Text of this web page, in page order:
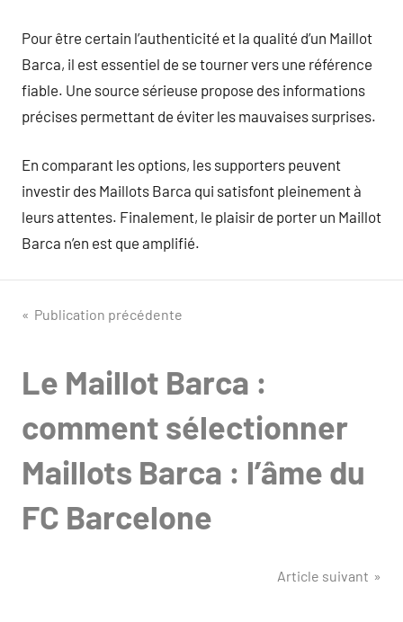
Pour être certain l’authenticité et la qualité d’un Maillot
Barca, il est essentiel de se tourner vers une référence
fiable. Une source sérieuse propose des informations
précises permettant de éviter les mauvaises surprises.
En comparant les options, les supporters peuvent
investir des Maillots Barca qui satisfont pleinement à
leurs attentes. Finalement, le plaisir de porter un Maillot
Barca n’en est que amplifié.
Navigation
l’article
Publication précédente
Le Maillot Barca :
comment sélectionner
Maillots Barca : l’âme du
FC Barcelone
Article suivant